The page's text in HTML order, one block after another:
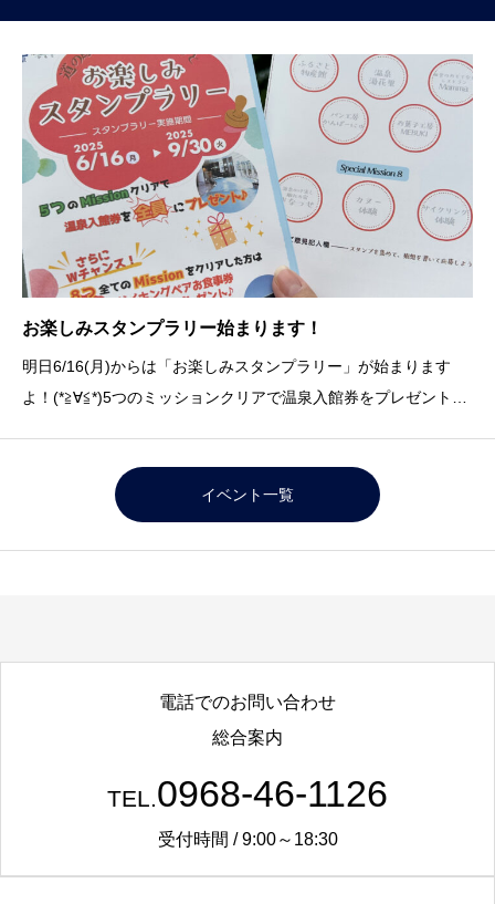
お楽しみスタンプラリー始まります！
明日6/16(月)からは「お楽しみスタンプラリー」が始まります
よ！(*≧∀≦*)5つのミッションクリアで温泉入館券をプレゼントし
てありますので確認してください
イベント一覧
電話でのお問い合わせ
総合案内
TEL.0968-46-1126
受付時間 / 9:00～18:30